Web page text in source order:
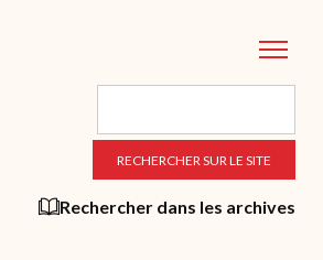
Rechercher dans les archives